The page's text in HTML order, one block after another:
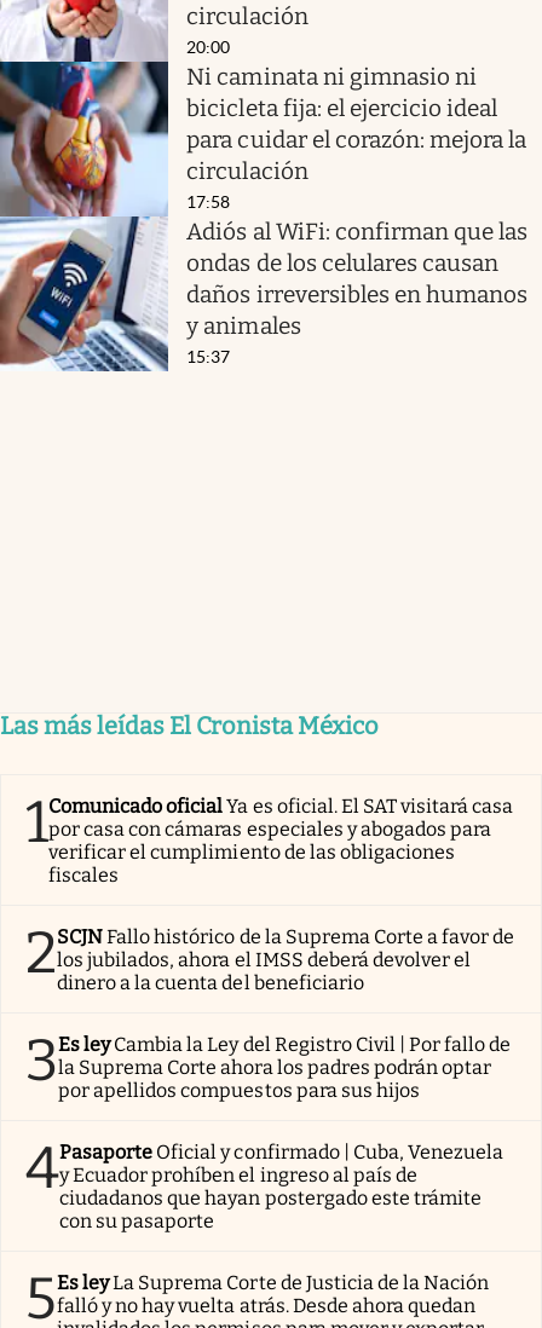
circulación
20:00
Ni caminata ni gimnasio ni
bicicleta fija: el ejercicio ideal
para cuidar el corazón: mejora la
circulación
17:58
Adiós al WiFi: confirman que las
ondas de los celulares causan
daños irreversibles en humanos
y animales
15:37
Las más leídas El Cronista México
1Comunicado oficialYa es oficial. El SAT visitará casa
por casa con cámaras especiales y abogados para
verificar el cumplimiento de las obligaciones
fiscales
2SCJNFallo histórico de la Suprema Corte a favor de
los jubilados, ahora el IMSS deberá devolver el
dinero a la cuenta del beneficiario
3Es ley Cambia la Ley del Registro Civil | Por fallo de
la Suprema Corte ahora los padres podrán optar
por apellidos compuestos para sus hijos
4Pasaporte Oficial y confirmado | Cuba, Venezuela
y Ecuador prohíben el ingreso al país de
ciudadanos que hayan postergado este trámite
con su pasaporte
5Es leyLa Suprema Corte de Justicia de la Nación
falló y no hay vuelta atrás. Desde ahora quedan